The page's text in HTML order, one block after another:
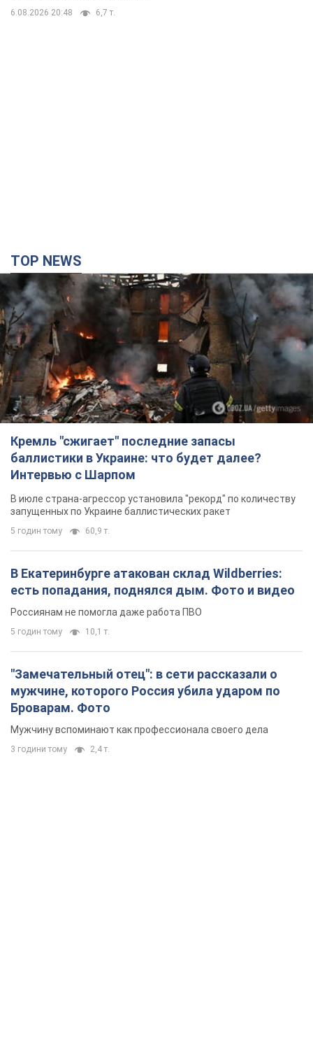
6.08.2026 20:48 6,7 т.
TOP NEWS
Кремль "сжигает" последние запасы
баллистики в Украине: что будет далее?
Интервью с Шарпом
В июле страна-агрессор установила "рекорд" по количеству
запущенных по Украине баллистических ракет
5 годин тому 60,9 т.
В Екатеринбурге атакован склад Wildberries:
есть попадания, поднялся дым. Фото и видео
Россиянам не помогла даже работа ПВО
5 годин тому 10,1 т.
"Замечательный отец": в сети рассказали о
мужчине, которого Россия убила ударом по
Броварам. Фото
Мужчину вспоминают как профессионала своего дела
3 години тому 2,4 т.